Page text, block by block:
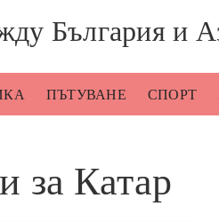
България и
ПЪТУВАНЕ СПОРТ
за Катар